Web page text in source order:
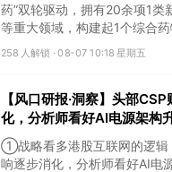
药”双轮驱动，拥有20余项1
等重大领域，构建起1个综合
4个创新技术平台，创新转型
258 人解锁 ·08-07 10:18 星期五
【风口研报·洞察】头部
化，分析师看好AI电源架构
证阶段；战略看多港股互联
①战略看多港股互联网的逻
响逐步消化，分析师看好AI电